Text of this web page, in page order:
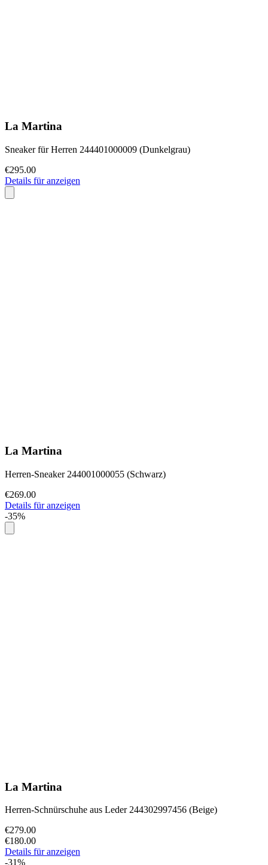
La Martina
Sneaker für Herren 244401000009 (Dunkelgrau)
€295.00
Details für anzeigen
La Martina
Herren-Sneaker 244001000055 (Schwarz)
€269.00
Details für anzeigen
-35%
La Martina
Herren-Schnürschuhe aus Leder 244302997456 (Beige)
€279.00
€180.00
Details für anzeigen
-31%